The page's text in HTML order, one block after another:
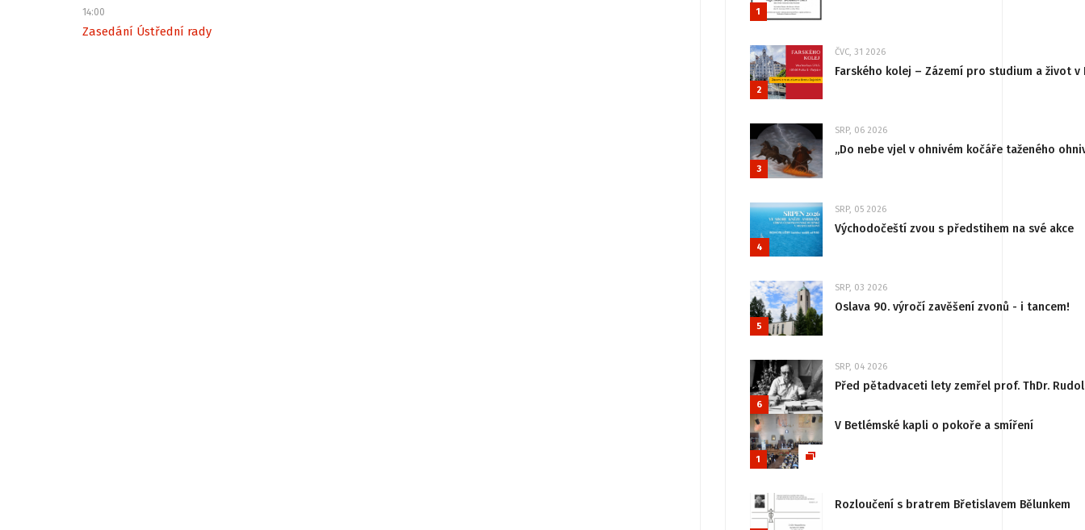
14:00
Zasedání Ústřední rady
1
2
ČVC, 31 2026
Farského kolej – Zázemí pro studium a život v
3
SRP, 06 2026
„Do nebe vjel v ohnivém kočáře taženého
4
SRP, 05 2026
Východočeští zvou s předstihem na své akce
5
SRP, 03 2026
Oslava 90. výročí zavěšení zvonů - i tancem!
6
SRP, 04 2026
Před pětadvaceti lety zemřel prof. ThDr.
1
V Betlémské kapli o pokoře a smíření
Rozloučení s bratrem Břetislavem Bělunkem